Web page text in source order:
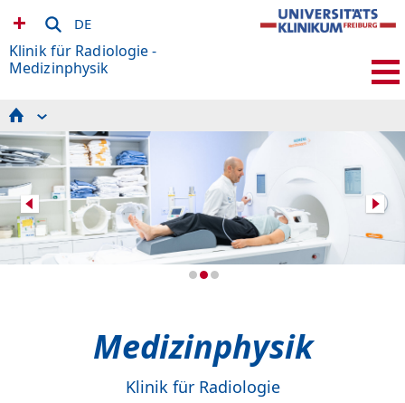
DE
Klinik für Radiologie -
Medizinphysik
Für Patienten
Seminarplan
MRDAC
Für Probanden
Experimentelle Radiologie
Forschungsgeräte
So finden Sie uns
Arbeitsgruppen
MR-Sicherheit / MR Safety
Stellenangebote
Medizinphysik
Klinik für Radiologie